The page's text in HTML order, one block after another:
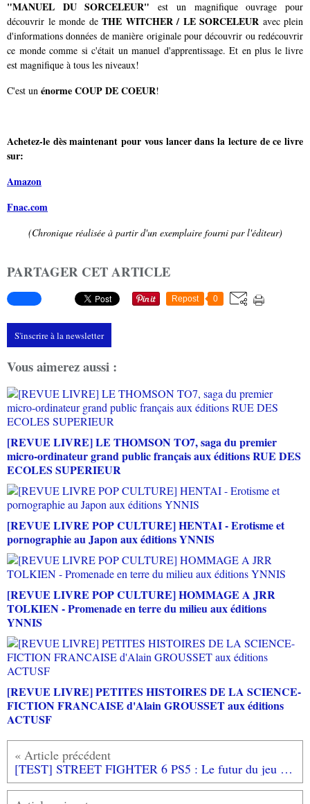
"MANUEL DU SORCELEUR" est un magnifique ouvrage pour
découvrir le monde de THE WITCHER / LE SORCELEUR avec plein
d'informations données de manière originale pour découvrir ou redécouvrir
ce monde comme si c'était un manuel d'apprentissage. Et en plus le livre
est magnifique à tous les niveaux!
C'est un énorme COUP DE COEUR!
Achetez-le dès maintenant pour vous lancer dans la lecture de ce livre
sur:
Amazon
Fnac.com
(Chronique réalisée à partir d'un exemplaire fourni par l'éditeur)
PARTAGER CET ARTICLE
Repost 0
S'inscrire à la newsletter
Vous aimerez aussi :
[REVUE LIVRE] LE THOMSON TO7, saga du premier
micro-ordinateur grand public français aux éditions RUE DES
ECOLES SUPERIEUR
[REVUE LIVRE POP CULTURE] HENTAI - Erotisme et
pornographie au Japon aux éditions YNNIS
[REVUE LIVRE POP CULTURE] HOMMAGE A JRR
TOLKIEN - Promenade en terre du milieu aux éditions
YNNIS
[REVUE LIVRE] PETITES HISTOIRES DE LA SCIENCE-
FICTION FRANCAISE d'Alain GROUSSET aux éditions
ACTUSF
[TEST] STREET FIGHTER 6 PS5 : Le futur du jeu de combats est là!